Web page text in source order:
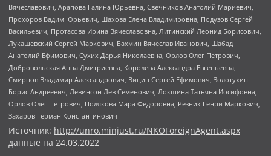
Вячеславович, Арапова Галина Юрьевна, Свечников Анатолий Мариевич,
Прохоров Вадим Юрьевич, Шахова Елена Владимировна, Подузов Сергей
Васильевич, Протасова Ирина Вячеславовна, Литинский Леонид Борисович,
Лукашевский Сергей Маркович, Бахмин Вячеслав Иванович, Шабад
Анатолий Ефимович, Сухих Дарья Николаевна, Орлов Олег Петрович,
Добровольская Анна Дмитриевна, Королева Александра Евгеньевна,
Смирнов Владимир Александрович, Вицин Сергей Ефимович, Золотухин
Борис Андреевич, Левинсон Лев Семенович, Локшина Татьяна Иосифовна,
Орлов Олег Петрович, Полякова Мара Федоровна, Резник Генри Маркович,
Захаров Герман Константинович
Источник: http://unro.minjust.ru/NKOForeignAgent.aspx
данные на 24.03.2022